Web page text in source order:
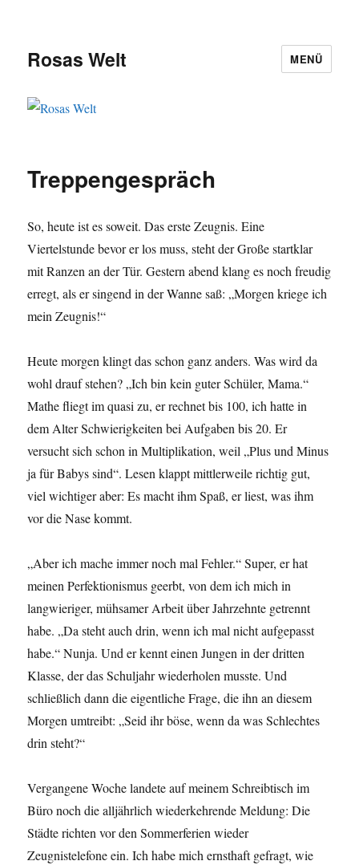
Rosas Welt MENÜ
Treppengespräch
So, heute ist es soweit. Das erste Zeugnis. Eine
Viertelstunde bevor er los muss, steht der Große startklar
mit Ranzen an der Tür. Gestern abend klang es noch freudig
erregt, als er singend in der Wanne saß: „Morgen kriege ich
mein Zeugnis!“
Heute morgen klingt das schon ganz anders. Was wird da
wohl drauf stehen? „Ich bin kein guter Schüler, Mama.“
Mathe fliegt im quasi zu, er rechnet bis 100, ich hatte in
dem Alter Schwierigkeiten bei Aufgaben bis 20. Er
versucht sich schon in Multiplikation, weil „Plus und Minus
ja für Babys sind“. Lesen klappt mittlerweile richtig gut,
viel wichtiger aber: Es macht ihm Spaß, er liest, was ihm
vor die Nase kommt.
„Aber ich mache immer noch mal Fehler.“ Super, er hat
meinen Perfektionismus geerbt, von dem ich mich in
langwieriger, mühsamer Arbeit über Jahrzehnte getrennt
habe. „Da steht auch drin, wenn ich mal nicht aufgepasst
habe.“ Nunja. Und er kennt einen Jungen in der dritten
Klasse, der das Schuljahr wiederholen musste. Und
schließlich dann die eigentliche Frage, die ihn an diesem
Morgen umtreibt: „Seid ihr böse, wenn da was Schlechtes
drin steht?“
Vergangene Woche landete auf meinem Schreibtisch im
Büro noch die alljährlich wiederkehrende Meldung: Die
Städte richten vor den Sommerferien wieder
Zeugnistelefone ein. Ich habe mich ernsthaft gefragt, wie